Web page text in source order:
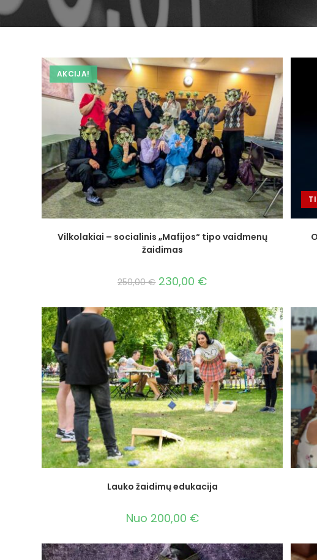
AKCIJA!
Vilkolakiai – socialinis „Mafijos“ tipo vaidmenų
žaidimas
250,00€ 230,00 €
Lauko žaidimų edukacija
Nuo 200,00 €